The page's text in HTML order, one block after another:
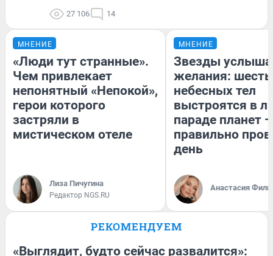
27 106 14
МНЕНИЕ
«Люди тут странные».
Чем привлекает
непонятный «Непокой»,
герои которого
застряли в
мистическом отеле
Лиза Пичугина
Редактор NGS.RU
МНЕНИЕ
Звезды
желания: шесть
небесных тел
выстроятся в
параде планет
правильно
день
Анастасия
РЕКОМЕНДУЕМ
«Выглядит, будто сейчас развалится»: